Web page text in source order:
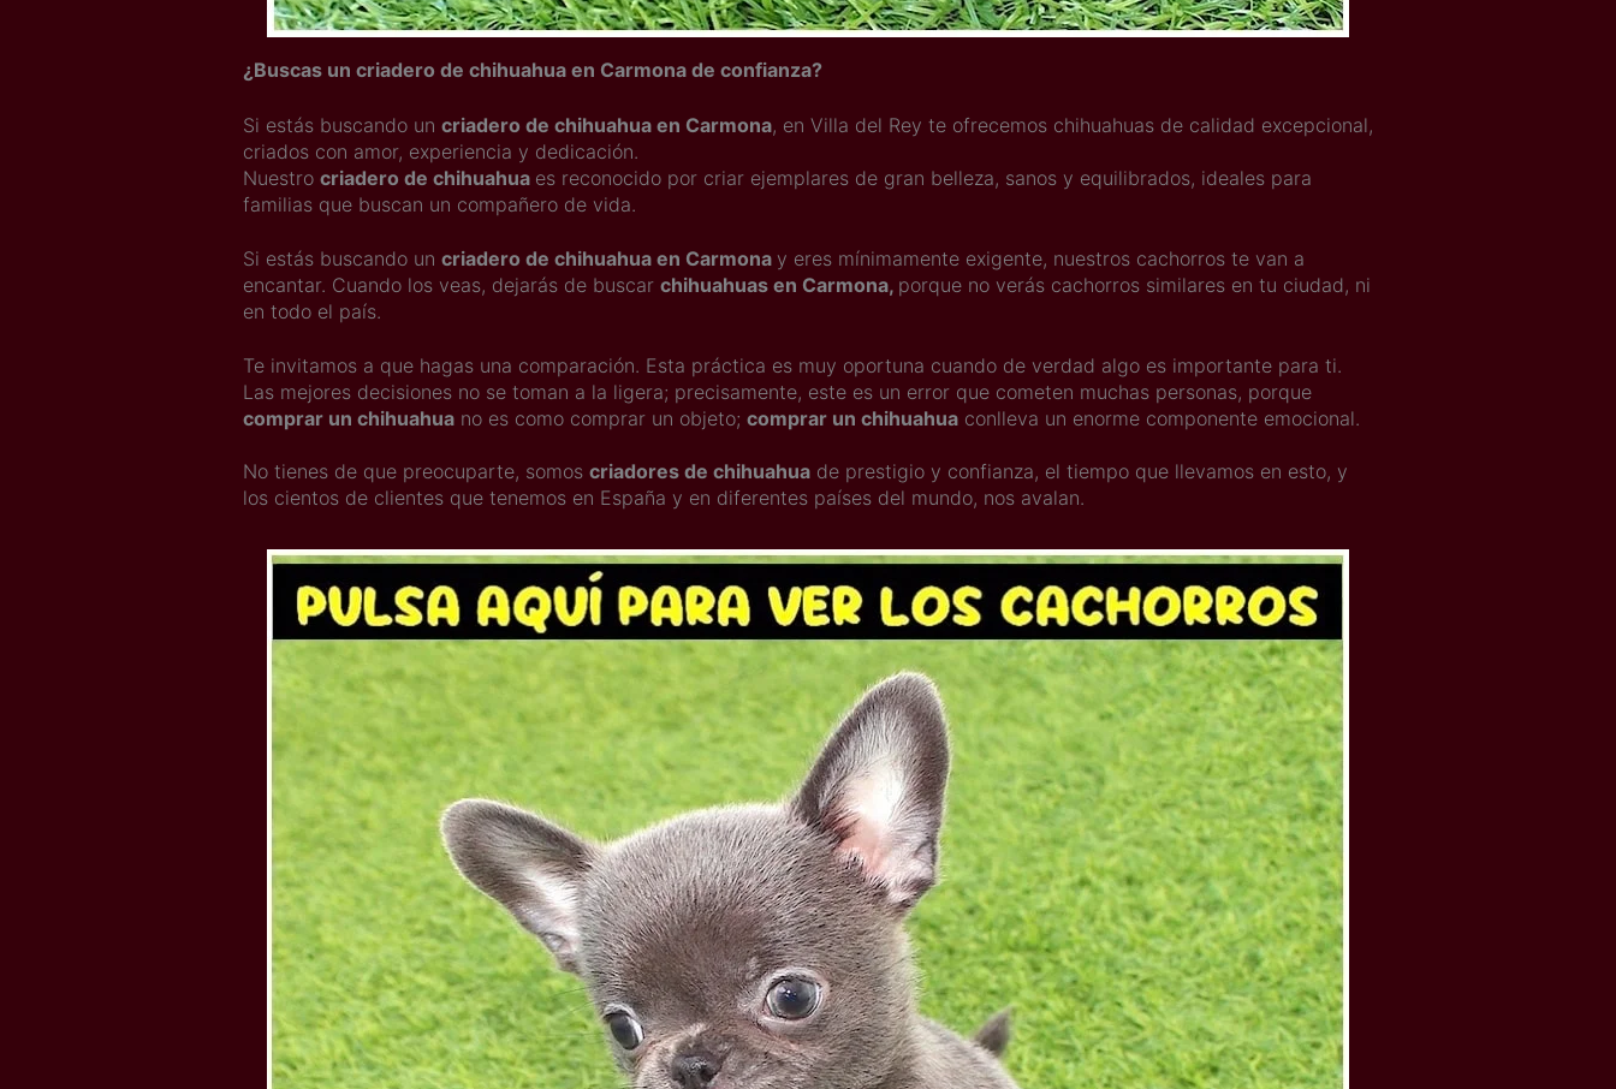
¿Buscas un criadero de chihuahua en Carmona de confianza?
Si estás buscando un criadero de chihuahua en Carmona, en Villa del Rey te ofrecemos chihuahuas de calidad excepcional,
criados con amor, experiencia y dedicación.
Nuestro criadero de chihuahua es reconocido por criar ejemplares de gran belleza, sanos y equilibrados, ideales para
familias que buscan un compañero de vida.
Si estás buscando un criadero de chihuahua en Carmona y eres mínimamente exigente, nuestros cachorros te van a
encantar. Cuando los veas, dejarás de buscar chihuahuas en Carmona, porque no verás cachorros similares en tu ciudad, ni
en todo el país.
Te invitamos a que hagas una comparación. Esta práctica es muy oportuna cuando de verdad algo es importante para ti.
Las mejores decisiones no se toman a la ligera; precisamente, este es un error que cometen muchas personas, porque
comprar un chihuahua no es como comprar un objeto; comprar un chihuahua conlleva un enorme componente emocional.
No tienes de que preocuparte, somos criadores de chihuahua de prestigio y confianza, el tiempo que llevamos en esto, y
los cientos de clientes que tenemos en España y en diferentes países del mundo, nos avalan.